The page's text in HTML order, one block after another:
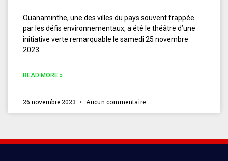
Ouanaminthe, une des villes du pays souvent frappée
par les défis environnementaux, a été le théâtre d’une
initiative verte remarquable le samedi 25 novembre
2023.
READ MORE »
26 novembre 2023 Aucun commentaire